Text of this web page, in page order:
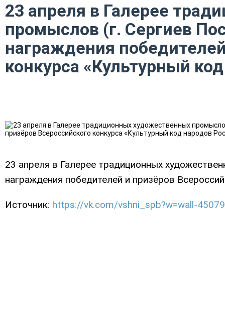
23 апреля в Галерее
промыслов (г. Сергиев
награждения
конкурса «Культурный
23 апреля в Галерее традиционных
награждения победителей и призёров
Источник: https://vk.com/vshni_spb?w=wall-